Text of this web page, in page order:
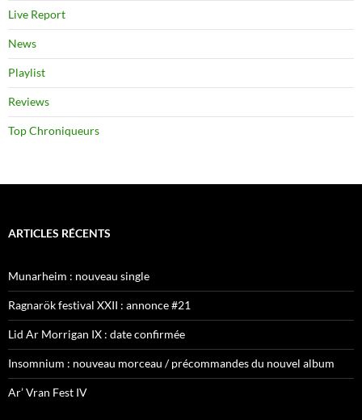
Live Report
News
Playlist
Reviews
Top Chroniqueurs
ARTICLES RÉCENTS
Munarheim : nouveau single
Ragnarök festival XXII : annonce #21
Lid Ar Morrigan IX : date confirmée
Insomnium : nouveau morceau / précommandes du nouvel album
Ar’ Vran Fest IV